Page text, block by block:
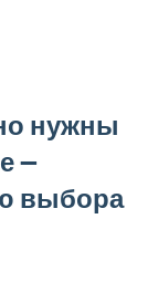
нужны
—
выбора